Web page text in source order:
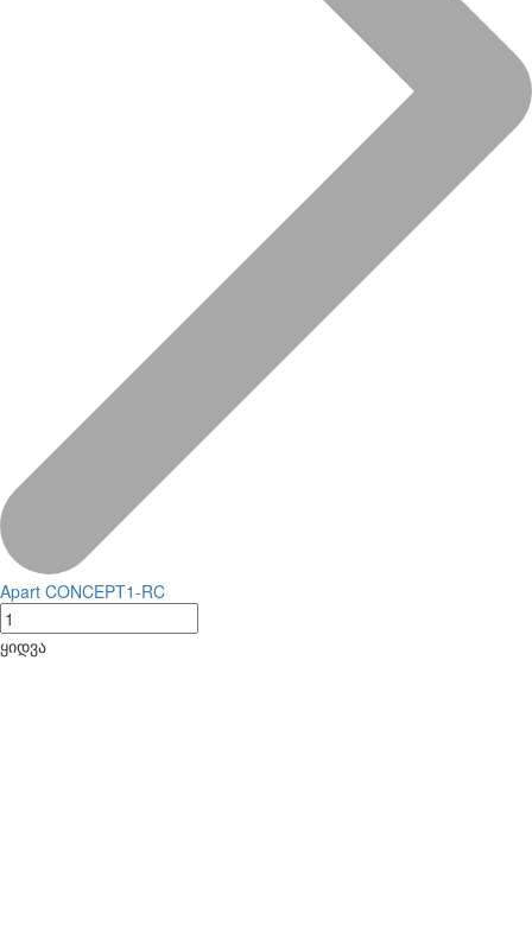
Apart CONCEPT1-RC
ყიდვა